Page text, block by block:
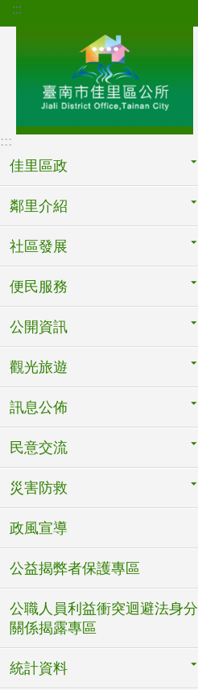
跳到主要內容區塊
:::
:::
佳里區政
鄰里介紹
社區發展
便民服務
公開資訊
觀光旅遊
訊息公佈
民意交流
災害防救
政風宣導
公益揭弊者保護專區
公職人員利益衝突迴避法身分
關係揭露專區
統計資料